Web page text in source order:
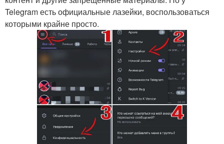
Telegram есть официальные лазейки, воспользоваться
которыми крайне просто.